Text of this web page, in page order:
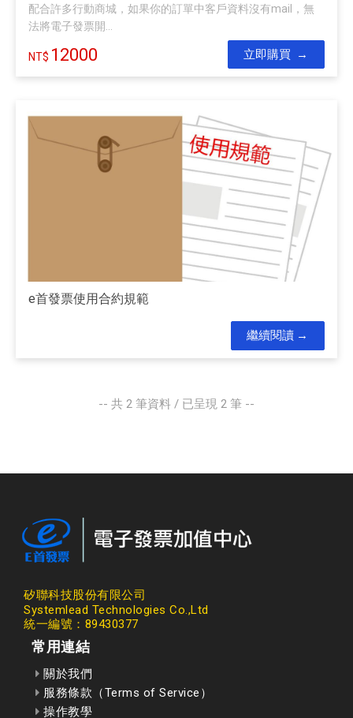
配合許多行動商城，如果你的訂單中客戶資料沒有mail，無
法將電子發票開...
12000 立即購買
e首發票使用合約規範
繼續閱讀
-- 共 2 筆資料 / 已呈現 2 筆 --
矽聯科技股份有限公司
Systemlead Technologies Co.,Ltd
統一編號：89430377
常用連結
關於我們
服務條款（Terms of Service）
操作教學